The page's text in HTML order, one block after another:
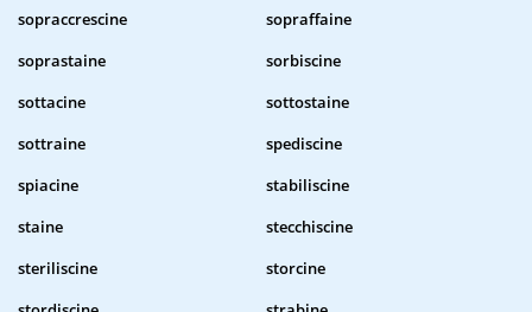
sopraccrescine
sopraffaine
soprastaine
sorbiscine
sottacine
sottostaine
sottraine
spediscine
spiacine
stabiliscine
staine
stecchiscine
steriliscine
storcine